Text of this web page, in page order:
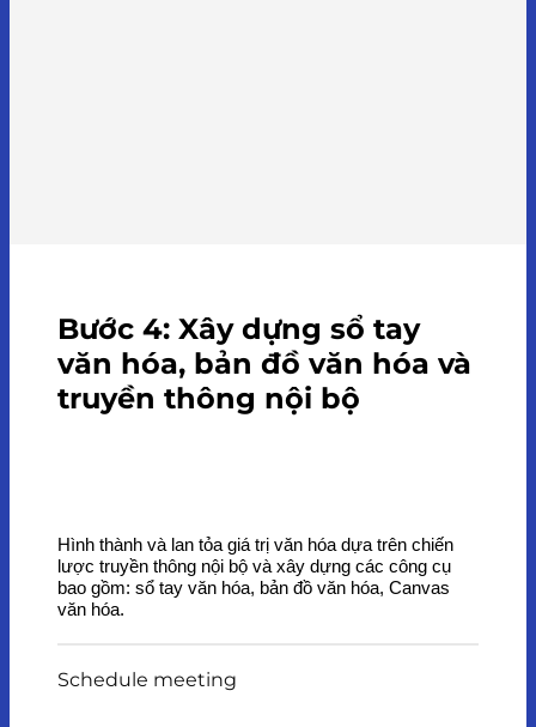
Bước 4: Xây dựng sổ tay
văn hóa, bản đồ văn hóa và
truyền thông nội bộ
Hình thành và lan tỏa giá trị văn hóa dựa trên chiến
lược truyền thông nội bộ và xây dựng các công cụ
bao gồm: sổ tay văn hóa, bản đồ văn hóa, Canvas
văn hóa.
Schedule meeting